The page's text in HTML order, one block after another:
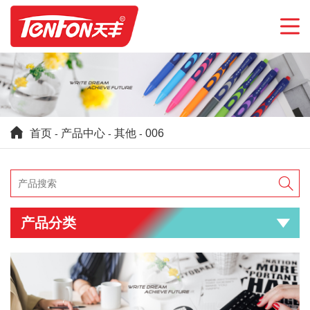
首页 - 产品中心 - 其他 - 006

产品分类 